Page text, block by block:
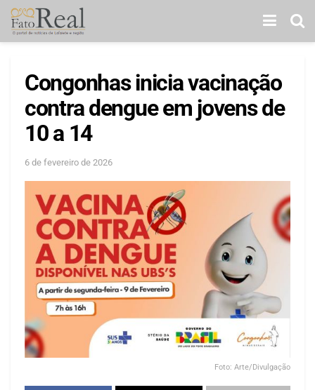
Congonhas inicia vacinação
contra dengue em jovens de
10 a 14
6 de fevereiro de 2026
Foto: Arte/Divulgação